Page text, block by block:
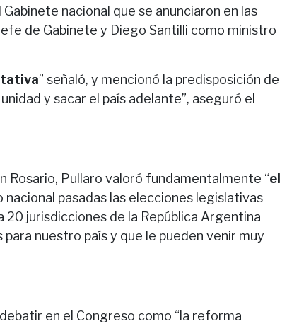
nacional que se anunciaron en las
de Gabinete y Diego Santilli como ministro
” señaló, y mencionó la predisposición de
y sacar el país adelante”, aseguró el
Rosario, Pullaro valoró fundamentalmente “el
pasadas las elecciones legislativas
jurisdicciones de la República Argentina
nuestro país y que le pueden venir muy
en el Congreso como “la reforma